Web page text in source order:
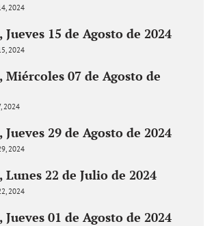
2024
15 de Agosto de 2024
2024
Miércoles 07 de Agosto de
2024
29 de Agosto de 2024
2024
Lunes 22 de Julio de 2024
2024
01 de Agosto de 2024